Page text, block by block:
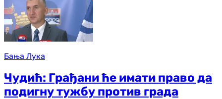
Бања Лука
Чудић: Грађани ће имати право да
подигну тужбу против града